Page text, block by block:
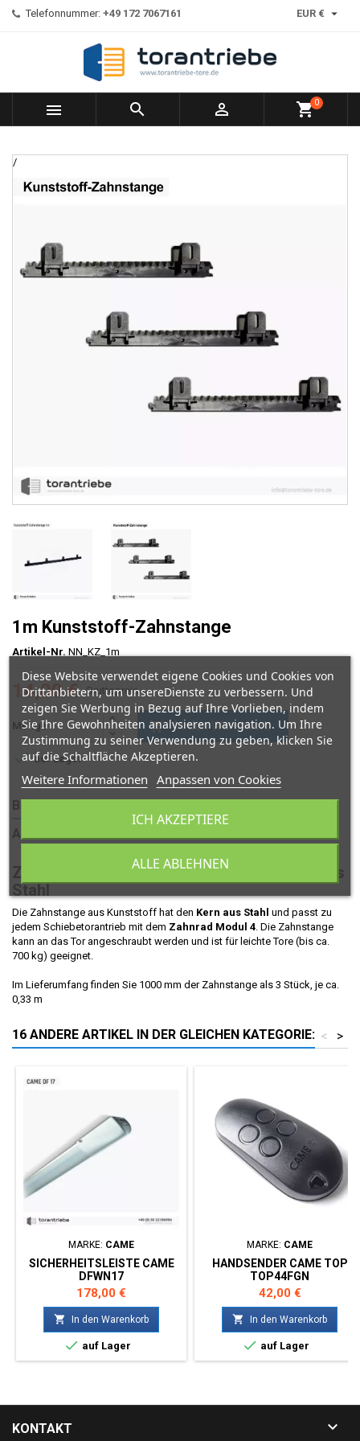
Telefonnummer: +49 172 7067161 EUR € 
   shopping_cart0
/
1m Kunststoff-Zahnstange
Artikel-Nr. NN_KZ_1m
14,00 € Bruttopreis
Menge  In den Warenkorb
auf Lager
BESCHREIBUNG
ANGABEN ZUR PRODUKTSICHERHEIT
Zahnstange aus Kunststoff mit dem Kern aus
Stahl
Die Zahnstange aus Kunststoff hat den Kern aus Stahl und passt zu
jedem Schiebetorantrieb mit dem Zahnrad Modul 4 . Die Zahnstange
kann an das Tor angeschraubt werden und ist für leichte Tore (bis ca.
700 kg) geeignet.
Im Lieferumfang finden Sie 1000 mm der Zahnstange als 3 Stück, je ca.
0,33 m
16 ANDERE ARTIKEL IN DER GLEICHEN KATEGORIE: >
<
MARKE: CAME
SICHERHEITSLEISTE CAME
DFWN17
Preis
178,00 €
 In den Warenkorb
 auf Lager
MARKE: CAME
HANDSENDER CAME TOP
TOP44FGN
Preis
42,00 €
 In den Warenkorb
 auf Lager
KONTAKT 
Diese Website verwendet eigene Cookies und Cookies von
Drittanbietern, um unsereDienste zu verbessern. Und
zeigen Sie Werbung in Bezug auf Ihre Vorlieben, indem
Sie Ihre Gewohnheiten analysieren navigation. Um Ihre
Zustimmung zu seiner Verwendung zu geben, klicken Sie
auf die Schaltfläche Akzeptieren.
Weitere Informationen Anpassen von Cookies
ALLE ABLEHNEN
ICH AKZEPTIERE